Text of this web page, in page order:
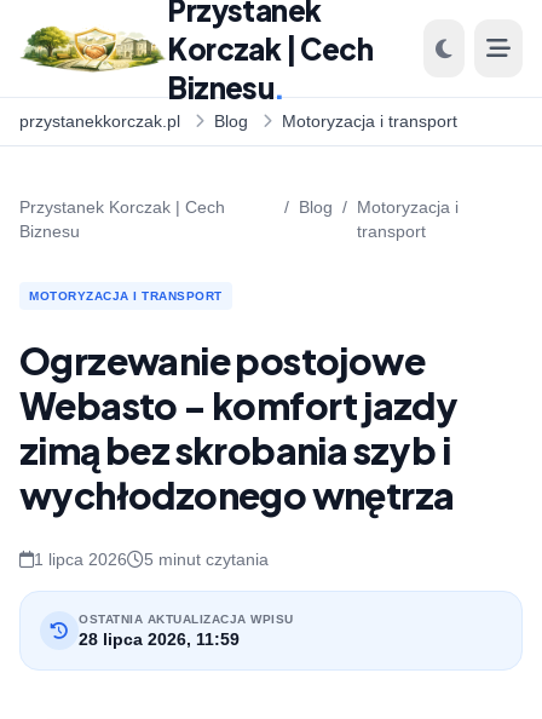
Przystanek
Korczak | Cech
Biznesu.
przystanekkorczak.pl Blog Motoryzacja i transport
Przystanek Korczak | Cech
Biznesu
/ Blog / Motoryzacja i
transport
MOTORYZACJA I TRANSPORT
Ogrzewanie postojowe
Webasto - komfort jazdy
zimą bez skrobania szyb i
wychłodzonego wnętrza
1 lipca 2026 5 minut czytania
OSTATNIA AKTUALIZACJA WPISU
28 lipca 2026, 11:59